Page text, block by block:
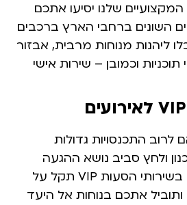
שלנו יסיעו אתכם
השונים ברחבי הארץ ברכבים
ליהנות מנוחות מרבית, אבזור
תוכניות וכמובן – שירות אישי
לרוב התכנסויות גדולות
ולחץ סביב נושא ההגעה
למקום האירוע. הגעה בשירותי הסעות VIP תקל על
אתכם בנוחות אל היעד